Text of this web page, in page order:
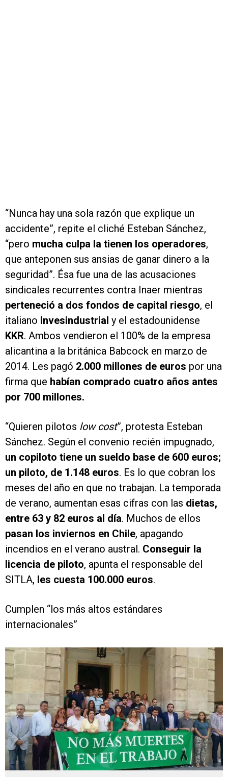
“Nunca hay una sola razón que explique un
accidente”, repite el cliché Esteban Sánchez,
“pero mucha culpa la tienen los operadores,
que anteponen sus ansias de ganar dinero a la
seguridad”. Ésa fue una de las acusaciones
sindicales recurrentes contra Inaer mientras
perteneció a dos fondos de capital riesgo, el
italiano Invesindustrial y el estadounidense
KKR. Ambos vendieron el 100% de la empresa
alicantina a la británica Babcock en marzo de
2014. Les pagó 2.000 millones de euros por una
firma que habían comprado cuatro años antes
por 700 millones.
“Quieren pilotos low cost”, protesta Esteban
Sánchez. Según el convenio recién impugnado,
un copiloto tiene un sueldo base de 600 euros;
un piloto, de 1.148 euros. Es lo que cobran los
meses del año en que no trabajan. La temporada
de verano, aumentan esas cifras con las dietas,
entre 63 y 82 euros al día. Muchos de ellos
pasan los inviernos en Chile, apagando
incendios en el verano austral. Conseguir la
licencia de piloto, apunta el responsable del
SITLA, les cuesta 100.000 euros.
Cumplen “los más altos estándares
internacionales”